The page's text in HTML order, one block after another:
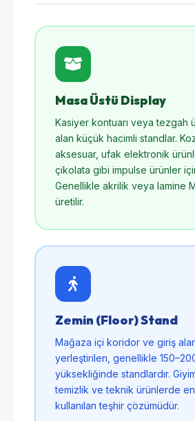
Masa Üstü Display
Kasiyer kontuarı veya tezgah
alan küçük hacimli standlar.
aksesuar, ufak elektronik
çikolata gibi impulse ürünler
Genellikle akrilik veya lamine
üretilir.
Zemin (Floor) Stand
Mağaza içi koridor ve giriş
yerleştirilen, genellikle
yüksekliğinde standlardır.
temizlik ve teknik ürünlerde en
kullanılan teşhir çözümüdür.